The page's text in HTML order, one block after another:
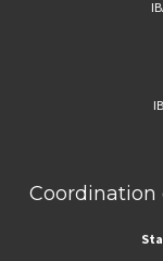
Coordination